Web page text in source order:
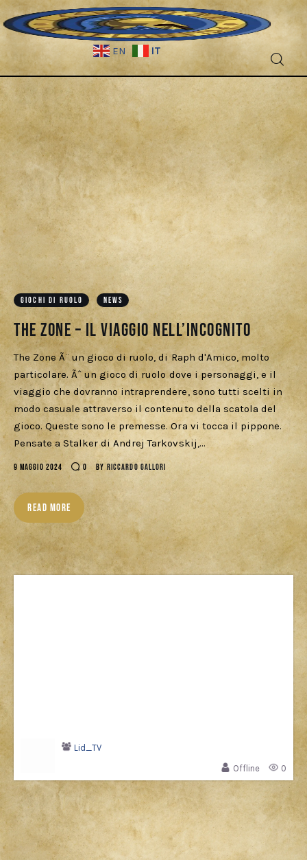
EN IT
Fantascienza
Fantasy
Games
Recensioni
Libri e fumetti
Cercatori
Download
GIOCHI DI RUOLO NEWS
The Zone – Il viaggio nell’incognito
The Zone Ã¨ un gioco di ruolo, di Raph d'Amico, molto
particolare. Ãˆ un gioco di ruolo dove i personaggi, e il
viaggio che dovranno intraprendere, sono tutti scelti in
modo casuale attraverso il contenuto della scatola del
gioco. Queste sono le premesse. Ora vi tocca il pippone.
Pensate a Stalker di Andrej Tarkovskij,…
9 MAGGIO 2024 0 BY RICCARDO GALLORI
READ MORE
Lid_TV
Offline
0